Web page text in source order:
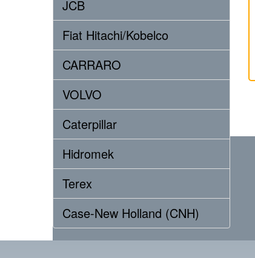
JCB
Fiat Hitachi/Kobelco
CARRARO
VOLVO
Caterpillar
Hidromek
Terex
Case-New Holland (CNH)